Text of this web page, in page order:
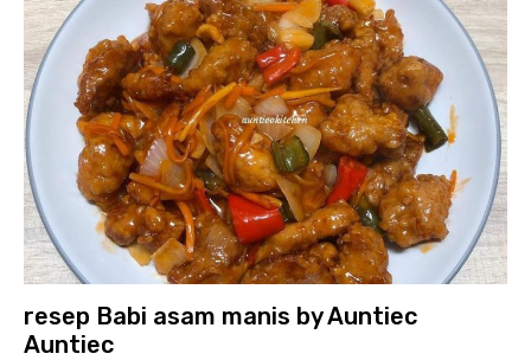
resep Babi asam manis by Auntiec
Auntiec